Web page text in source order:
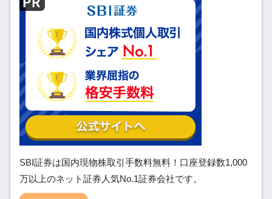
SBI証券は国内現物株取引手数料無料！口座登録数1,000
万以上のネット証券人気No.1証券会社です。